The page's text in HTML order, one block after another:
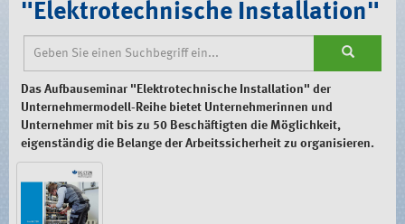
"Elektrotechnische Installation"
Das Aufbauseminar "Elektrotechnische Installation" der
Unternehmermodell-Reihe bietet Unternehmerinnen und
Unternehmer mit bis zu 50 Beschäftigten die Möglichkeit,
eigenständig die Belange der Arbeitssicherheit zu organisieren.